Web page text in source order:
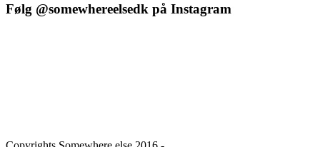
Følg @somewhereelsedk på Instagram